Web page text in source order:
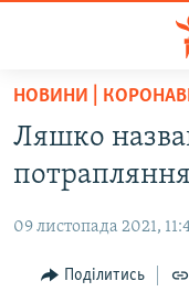
Перейти
основного
матеріалу
Перейти
до
навігації
РАДІО СВОБОДА –
СТАТТІ
ПОЛІТИКА
ЕКОНОМІКА
ВІЙНА
РОСІЙСЬКА
НОВИНИ |
Ляшко
09 листопада 2021,
Поділитись